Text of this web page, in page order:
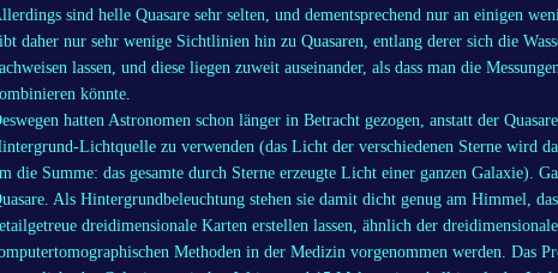
sind helle Quasare sehr selten, und dementsprechend nur an einigen
daher nur sehr wenige Sichtlinien hin zu Quasaren, entlang derer sich die
lassen, und diese liegen zuweit auseinander, als dass man die
könnte.
hatten Astronomen schon länger in Betracht gezogen, anstatt der
Lichtquelle zu verwenden (das Licht der verschiedenen Sterne wird
die Summe: das gesamte durch Sterne erzeugte Licht einer ganzen Galaxie).
Als Hintergrundbeleuchtung stehen sie damit dicht genug am Himmel,
dreidimensionale Karten erstellen lassen, ähnlich der
Methoden in der Medizin vorgenommen werden. Das